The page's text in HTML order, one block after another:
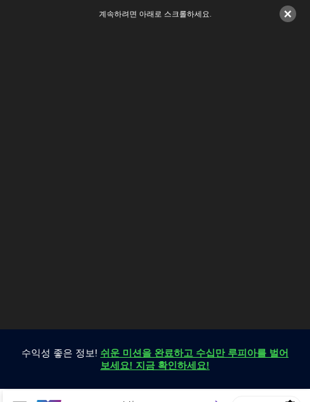
×
계속하려면 아래로 스크롤하세요.
수익성 좋은 정보! 쉬운 미션을 완료하고 수십만 루피아를 벌어
보세요! 지금 확인하세요!